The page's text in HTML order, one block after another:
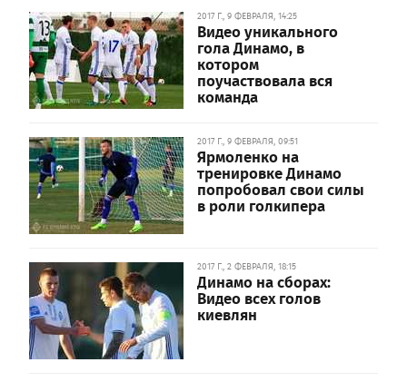
2017 Г., 9 ФЕВРАЛЯ, 14:25
Видео уникального
гола Динамо, в
котором
поучаствовала вся
команда
2017 Г., 9 ФЕВРАЛЯ, 09:51
Ярмоленко на
тренировке Динамо
попробовал свои силы
в роли голкипера
2017 Г., 2 ФЕВРАЛЯ, 18:15
Динамо на сборах:
Видео всех голов
киевлян